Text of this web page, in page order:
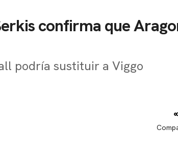
confirma que
podría sustituir a Viggo